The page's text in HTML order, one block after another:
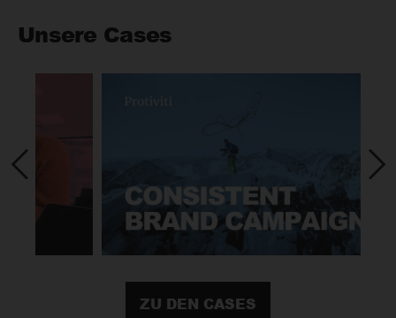
Unsere Cases
ZU DEN CASES